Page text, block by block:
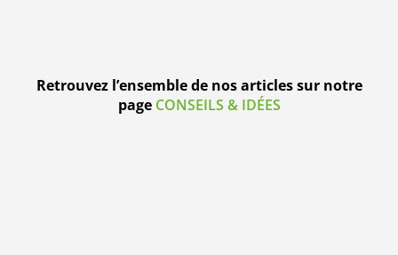
Retrouvez l’ensemble de nos articles sur notre
page CONSEILS & IDÉES